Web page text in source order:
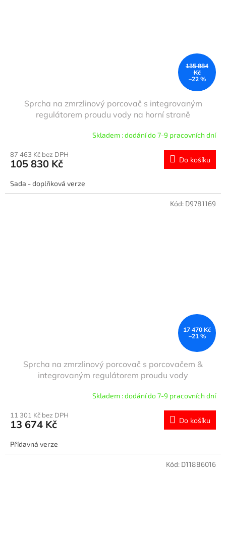
135 884
Kč
–22 %
Sprcha na zmrzlinový porcovač s integrovaným
regulátorem proudu vody na horní straně
Skladem : dodání do 7-9 pracovních dní
87 463 Kč bez DPH
105 830 Kč Do košíku
Sada - doplňková verze
17 470 Kč
–21 %
Sprcha na zmrzlinový porcovač s porcovačem &
integrovaným regulátorem proudu vody
Skladem : dodání do 7-9 pracovních dní
11 301 Kč bez DPH
13 674 Kč Do košíku
Přídavná verze
Kód: D9781169
Kód: D11886016